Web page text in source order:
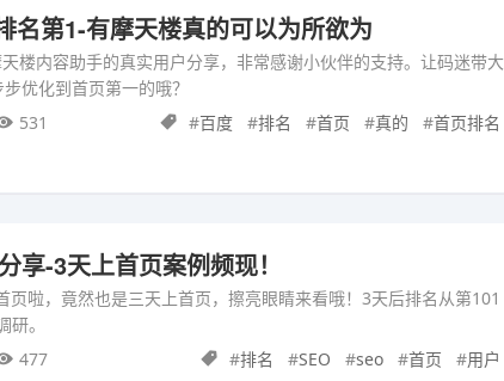
名第1-有摩天楼真的可以为所欲为
楼内容助手的真实用户分享，非常感谢小伙伴的支持。让码迷带大
优化到首页第一的哦？
531 #百度 #排名 #首页 #真的 #首页排名
享-3天上首页案例频现！
啦，竟然也是三天上首页，擦亮眼睛来看哦！3天后排名从第101
。
477 #排名 #SEO #seo #首页 #用户